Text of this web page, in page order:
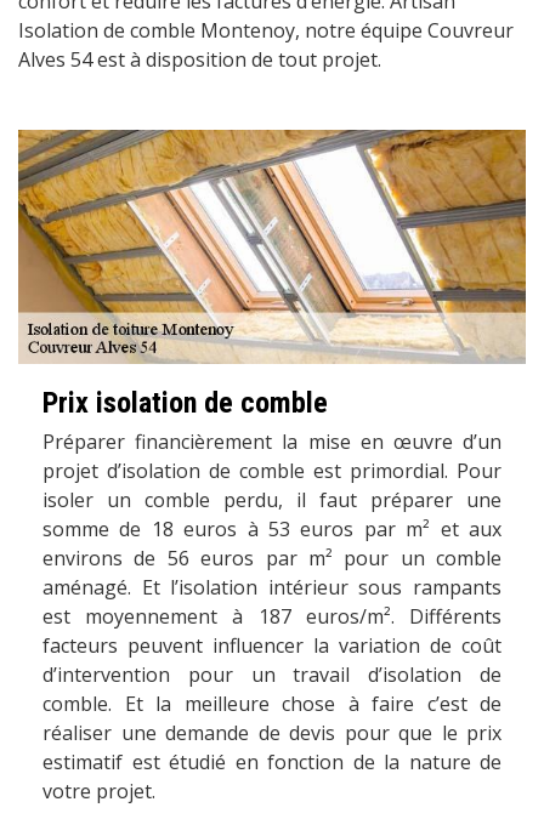
Isolation de comble Montenoy, notre équipe Couvreur
Alves 54 est à disposition de tout projet.
Prix isolation de comble
Préparer financièrement la mise en œuvre d’un
projet d’isolation de comble est primordial. Pour
isoler un comble perdu, il faut préparer une
somme de 18 euros à 53 euros par m² et aux
environs de 56 euros par m² pour un comble
aménagé. Et l’isolation intérieur sous rampants
est moyennement à 187 euros/m². Différents
facteurs peuvent influencer la variation de coût
d’intervention pour un travail d’isolation de
comble. Et la meilleure chose à faire c’est de
réaliser une demande de devis pour que le prix
estimatif est étudié en fonction de la nature de
votre projet.